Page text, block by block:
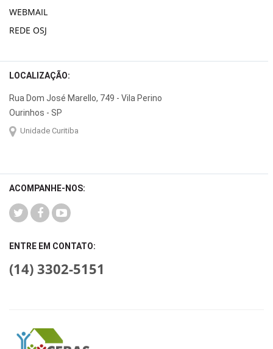
WEBMAIL
REDE OSJ
LOCALIZAÇÃO:
Rua Dom José Marello, 749 - Vila Perino
Ourinhos - SP
Unidade Curitiba
ACOMPANHE-NOS:
ENTRE EM CONTATO:
(14) 3302-5151